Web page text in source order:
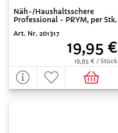
Näh-/Haushaltsschere
Professional - PRYM, per Stk.
Art. Nr. 201317
19,95 €
19,95 € / Stück